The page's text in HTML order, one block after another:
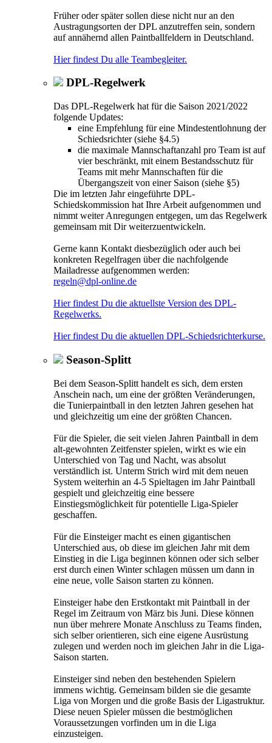
Früher oder später sollen diese nicht nur an den
Austragungsorten der DPL anzutreffen sein, sondern
auf annähernd allen Paintballfeldern in Deutschland.
Hier findest Du alle Teambegleiter.
DPL-Regelwerk
Das DPL-Regelwerk hat für die Saison 2021/2022
folgende Updates:
eine Empfehlung für eine Mindestentlohnung der
Schiedsrichter (siehe §4.5)
die maximale Mannschaftanzahl pro Team ist auf
vier beschränkt, mit einem Bestandsschutz für
Teams mit mehr Mannschaften für die
Übergangszeit von einer Saison (siehe §5)
Die im letzten Jahr eingeführte DPL-
Schiedskommission hat Ihre Arbeit aufgenommen und
nimmt weiter Anregungen entgegen, um das Regelwerk
gemeinsam mit Dir weiterzuentwickeln.
Gerne kann Kontakt diesbezüglich oder auch bei
konkreten Regelfragen über die nachfolgende
Mailadresse aufgenommen werden:
regeln@dpl-online.de
Hier findest Du die aktuellste Version des DPL-
Regelwerks.
Hier findest Du die aktuellen DPL-Schiedsrichterkurse.
Season-Splitt
Bei dem Season-Splitt handelt es sich, dem ersten
Anschein nach, um eine der größten Veränderungen,
die Tunierpaintball in den letzten Jahren gesehen hat
und gleichzeitig um eine der größten Chancen.
Für die Spieler, die seit vielen Jahren Paintball in dem
alt-gewohnten Zeitfenster spielen, wirkt es wie ein
Unterschied von Tag und Nacht, was absolut
verständlich ist. Unterm Strich wird mit dem neuen
System weiterhin an 4-5 Spieltagen im Jahr Paintball
gespielt und gleichzeitig eine bessere
Einstiegsmöglichkeit für potentielle Liga-Spieler
geschaffen.
Für die Einsteiger macht es einen gigantischen
Unterschied aus, ob diese im gleichen Jahr mit dem
Einstieg in die Liga beginnen können oder sich selber
erst durch einen Winter schlagen müssen um dann in
eine neue, volle Saison starten zu können.
Einsteiger habe den Erstkontakt mit Paintball in der
Regel im Zeitraum von März bis Juni. Diese können
nun über mehrere Monate Anschluss zu Teams finden,
sich selber orientieren, sich eine eigene Ausrüstung
zulegen und werden noch im gleichen Jahr in die Liga-
Saison starten.
Einsteiger sind neben den bestehenden Spielern
immens wichtig. Gemeinsam bilden sie die gesamte
Liga von Morgen und die große Basis der Ligastruktur.
Diese neuen Spieler müssen die bestmöglichen
Voraussetzungen vorfinden um in die Liga
einzusteigen.